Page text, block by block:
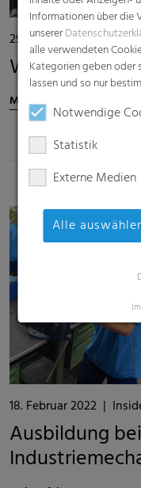
29. März 2022|Inside
Welcome Day
Mehr erfahren
18. Februar 2022 |
Ausbildung
Informationen über die
unserer
alle verwendeten
Kategorien geben oder
lassen und so nur
Notwendige
Statistik
Externe Medien
Alle